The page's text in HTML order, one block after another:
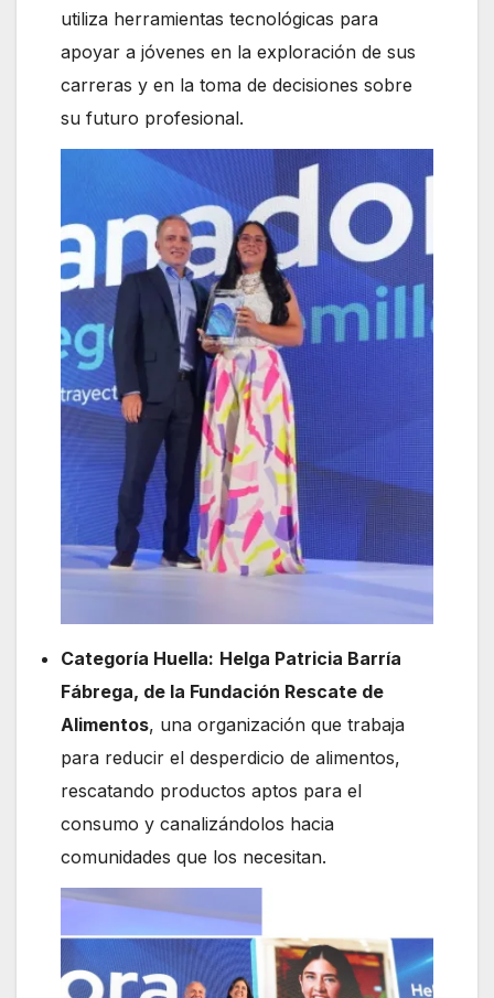
utiliza herramientas tecnológicas para
apoyar a jóvenes en la exploración de sus
carreras y en la toma de decisiones sobre
su futuro profesional.
Categoría Huella: Helga Patricia Barría
Fábrega, de la Fundación Rescate de
Alimentos, una organización que trabaja
para reducir el desperdicio de alimentos,
rescatando productos aptos para el
consumo y canalizándolos hacia
comunidades que los necesitan.